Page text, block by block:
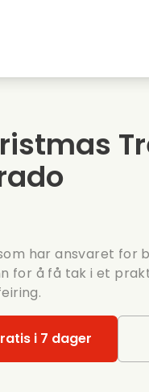
filmer
har ansvaret for
for å få tak i et
i 7 dager